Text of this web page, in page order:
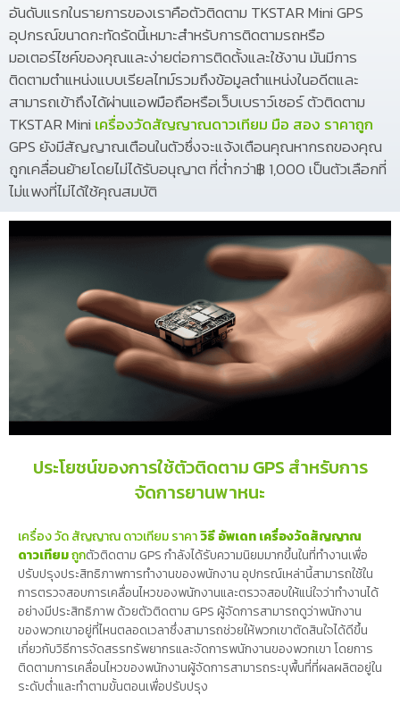
อันดับแรกในรายการของเราคือตัวติดตาม TKSTAR Mini GPS
อุปกรณ์ขนาดกะทัดรัดนี้เหมาะสำหรับการติดตามรถหรือ
มอเตอร์ไซค์ของคุณและง่ายต่อการติดตั้งและใช้งาน มันมีการ
ติดตามตำแหน่งแบบเรียลไทม์รวมถึงข้อมูลตำแหน่งในอดีตและ
สามารถเข้าถึงได้ผ่านแอพมือถือหรือเว็บเบราว์เซอร์ ตัวติดตาม
TKSTAR Mini เครื่องวัดสัญญาณดาวเทียม มือ สอง ราคาถูก
GPS ยังมีสัญญาณเตือนในตัวซึ่งจะแจ้งเตือนคุณหากรถของคุณ
ถูกเคลื่อนย้ายโดยไม่ได้รับอนุญาต ที่ต่ำกว่า฿ 1,000 เป็นตัวเลือกที่
ไม่แพงที่ไม่ได้ใช้คุณสมบัติ
ประโยชน์ของการใช้ตัวติดตาม GPS สำหรับการ
จัดการยานพาหนะ
เครื่อง วัด สัญญาณ ดาวเทียม ราคาวิธี อัพเดท เครื่องวัดสัญญาณ
ดาวเทียมถูกตัวติดตาม GPS กำลังได้รับความนิยมมากขึ้นในที่ทำงานเพื่อ
ปรับปรุงประสิทธิภาพการทำงานของพนักงาน อุปกรณ์เหล่านี้สามารถใช้ใน
การตรวจสอบการเคลื่อนไหวของพนักงานและตรวจสอบให้แน่ใจว่าทำงานได้
อย่างมีประสิทธิภาพ ด้วยตัวติดตาม GPS ผู้จัดการสามารถดูว่าพนักงาน
ของพวกเขาอยู่ที่ไหนตลอดเวลาซึ่งสามารถช่วยให้พวกเขาตัดสินใจได้ดีขึ้น
เกี่ยวกับวิธีการจัดสรรทรัพยากรและจัดการพนักงานของพวกเขา โดยการ
ติดตามการเคลื่อนไหวของพนักงานผู้จัดการสามารถระบุพื้นที่ที่ผลผลิตอยู่ใน
ระดับต่ำและทำตามขั้นตอนเพื่อปรับปรุง